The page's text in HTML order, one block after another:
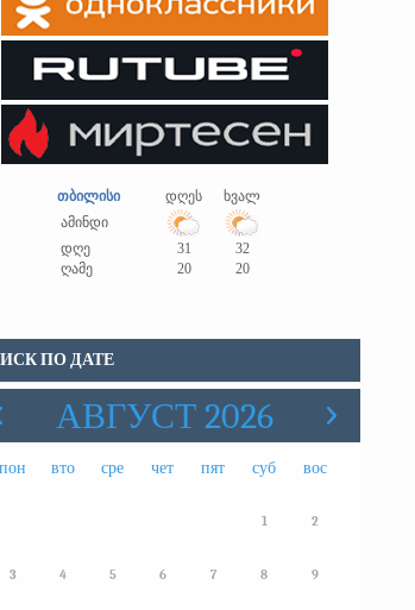
თბილისი დღეს
ხვალ
ამინდი
დღე
31
32
ღამე
20 20
ПО ДАТЕ
АВГУСТ 2026
пон вто сре чет пят суб вос
1 2
3 4 5 6 7 8 9